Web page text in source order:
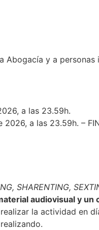
Abogacía y a personas
a las 23.59h.
a las 23.59h. –
SHARENTING,
audiovisual y un
la actividad en